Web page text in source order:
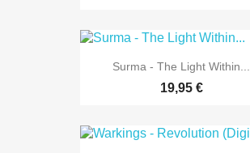
Surma - The Light Within...
19,95 €